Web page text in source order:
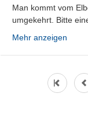
Man kommt vom
umgekehrt. Bitte
Mehr anzeigen